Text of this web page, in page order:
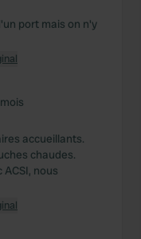
port mais on n'y
accueillants.
chaudes.
nous